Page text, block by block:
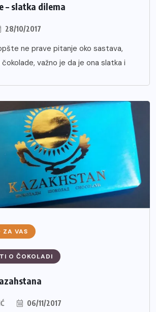
– slatka dilema
28/10/2017
ne prave pitanje oko sastava,
važno je da je ona slatka i
ZA VAS
O ČOKOLADI
06/11/2017